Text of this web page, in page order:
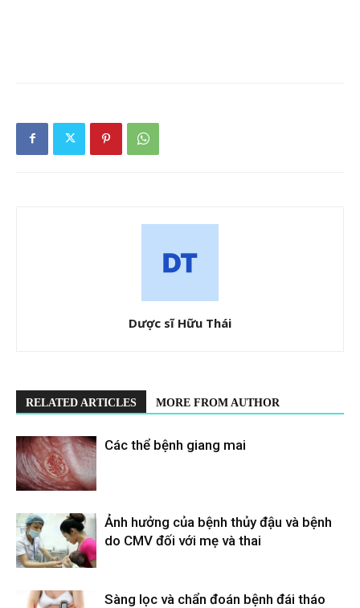
Dược sĩ Hữu Thái
RELATED ARTICLES MORE FROM AUTHOR
Các thể bệnh giang mai
Ảnh hưởng của bệnh thủy đậu và bệnh
do CMV đối với mẹ và thai
Sàng lọc và chẩn đoán bệnh đái tháo